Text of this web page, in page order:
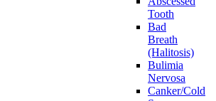
Tooth
Bad
Breath
(Halitosis)
Bulimia
Nervosa
Canker/Cold